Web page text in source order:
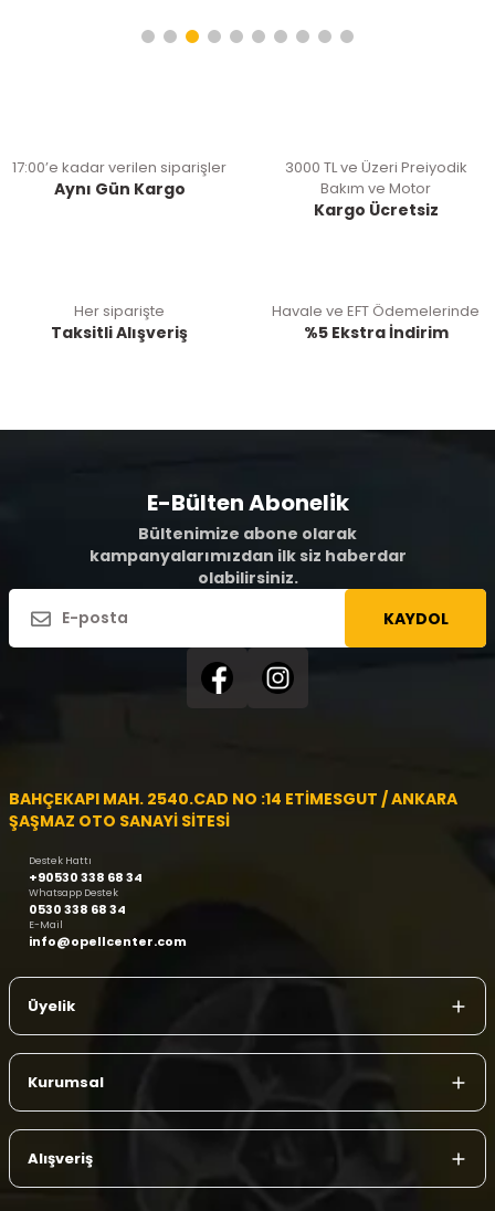
17:00’e kadar verilen siparişler
Aynı Gün Kargo
3000 TL ve Üzeri Preiyodik
Bakım ve Motor
Kargo Ücretsiz
Her siparişte
Taksitli Alışveriş
Havale ve EFT Ödemelerinde
%5 Ekstra İndirim
E-Bülten Abonelik
Bültenimize abone olarak
kampanyalarımızdan ilk siz haberdar
olabilirsiniz.
KAYDOL
BAHÇEKAPI MAH. 2540.CAD NO :14 ETİMESGUT / ANKARA
ŞAŞMAZ OTO SANAYİ SİTESİ
Destek Hattı
+90530 338 68 34
Whatsapp Destek
0530 338 68 34
E-Mail
info@opellcenter.com
Üyelik
Kurumsal
Alışveriş